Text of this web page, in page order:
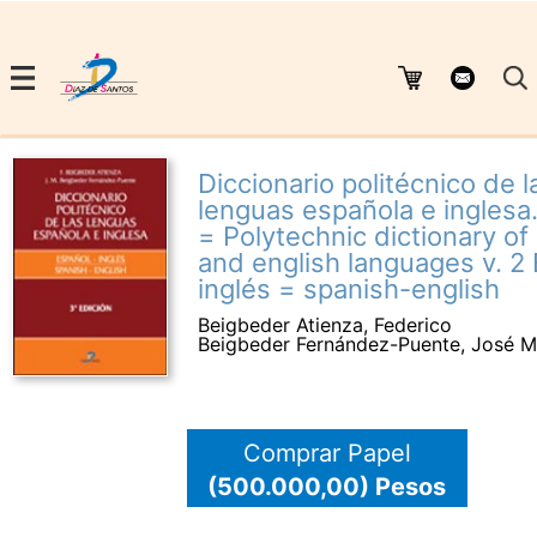
Diccionario politécnico de
lenguas española e
= Polytechnic dictionary of
and english languages v. 2
inglés = spanish-english
Beigbeder Atienza, Federico
Beigbeder Fernández-Puente, José
Comprar Papel
(500.000,00) Pesos